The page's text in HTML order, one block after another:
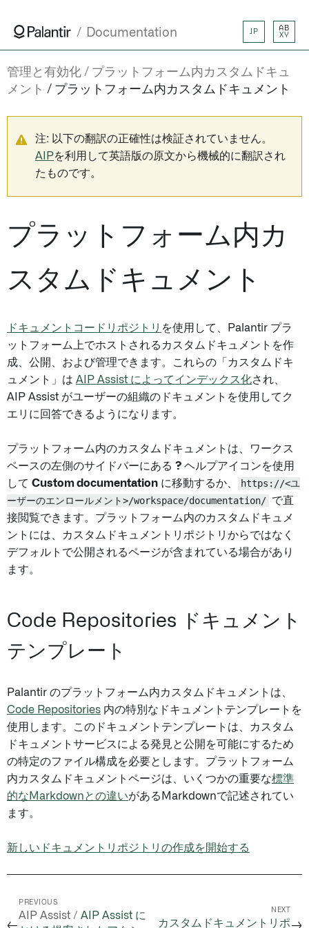
Documentation JP
AB
XY
管理と有効化
プラットフォーム内カスタムドキュ
メント
プラットフォーム内カスタムドキュメント
注: 以下の翻訳の正確性は検証されていません。
AIPを利用して英語版の原文から機械的に翻訳され
たものです。
プラットフォーム内カ
スタムドキュメント
ドキュメントコードリポジトリ を使用して、Palantir プラ
ットフォーム上でホストされるカスタムドキュメントを作
成、公開、および管理できます。これらの「カスタムドキ
ュメント」は AIP Assist によってインデックス化され、
AIP Assist がユーザーの組織のドキュメントを使用してク
エリに回答できるようになります。
プラットフォーム内のカスタムドキュメントは、ワークス
ペースの左側のサイドバーにある ? ヘルプアイコンを使用
して Custom documentation に移動するか、
https://<ユ
ーザーのエンロールメント>/workspace/documentation/ で直
接閲覧できます。プラットフォーム内のカスタムドキュメ
ントには、カスタムドキュメントリポジトリからではなく
デフォルトで公開されるページが含まれている場合があり
ます。
Code Repositories ドキュメント
テンプレート
Palantir のプラットフォーム内カスタムドキュメントは、
Code Repositories 内の特別なドキュメントテンプレートを
使用します。このドキュメントテンプレートは、カスタム
ドキュメントサービスによる発見と公開を可能にするため
の特定のファイル構成を必要とします。プラットフォーム
内カスタムドキュメントページは、いくつかの重要な標準
的なMarkdownとの違いがあるMarkdownで記述されてい
ます。
新しいドキュメントリポジトリの作成を開始する
←
PREVIOUS
AIP Assist / AIP Assist に
NEXT
カスタムドキュメントリポ→